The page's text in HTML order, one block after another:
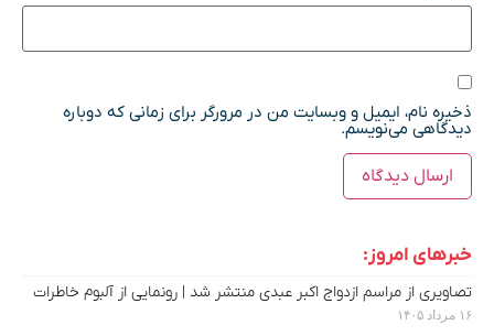
ذخیره نام، ایمیل و وبسایت من در مرورگر برای زمانی که دوباره
دیدگاهی می‌نویسم.
خبرهای امروز:
تصاویری از مراسم ازدواج اکبر عبدی منتشر شد | رونمایی از آلبوم خاطرات
۱۶ مرداد ۱۴۰۵